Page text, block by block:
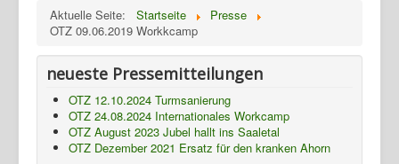
Geschichte
Wandern
Verein
Termine
Aktuelle Seite: Startseite
Presse
OTZ 09.06.2019 Workkcamp
neueste Pressemitteilungen
OTZ 12.10.2024 Turmsanierung
OTZ 24.08.2024 Internationales Workcamp
OTZ August 2023 Jubel hallt ins Saaletal
OTZ Dezember 2021 Ersatz für den kranken Ahorn